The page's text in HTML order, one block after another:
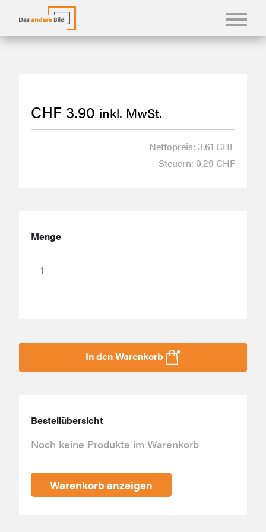
KASUALIEN & KARTEN
ÜBER UNS
CHF 3.90 inkl. MwSt.
Nettopreis: 3.61 CHF
Steuern: 0.29 CHF
Menge
In den Warenkorb
Bestellübersicht
Noch keine Produkte im Warenkorb
Warenkorb anzeigen